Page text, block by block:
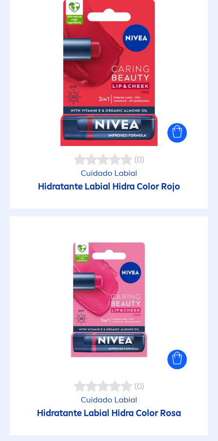
(0)
Cuidado Labial
Hidratante Labial HidraColor Rojo
(0)
Cuidado Labial
Hidratante Labial HidraColor Rosa